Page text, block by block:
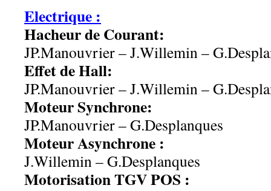
Electrique :
Hacheur de Courant:
JP.Manouvrier – J.Willemin –
Effet de Hall:
JP.Manouvrier – J.Willemin –
Moteur Synchrone:
JP.Manouvrier – G.Desplanques
Moteur Asynchrone :
J.Willemin – G.Desplanques
Motorisation TGV POS :